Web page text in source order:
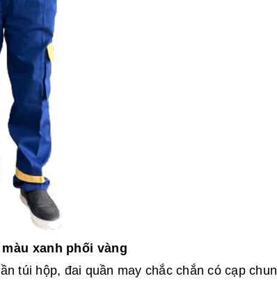
xanh phối vàng
túi hộp, đai quần may chắc chắn có cạp chun